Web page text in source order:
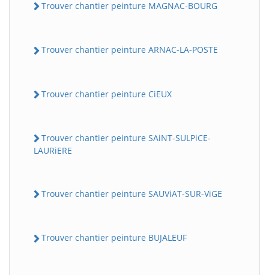
Trouver chantier peinture MAGNAC-BOURG
Trouver chantier peinture ARNAC-LA-POSTE
Trouver chantier peinture CiEUX
Trouver chantier peinture SAiNT-SULPiCE-
LAURiERE
Trouver chantier peinture SAUViAT-SUR-ViGE
Trouver chantier peinture BUJALEUF